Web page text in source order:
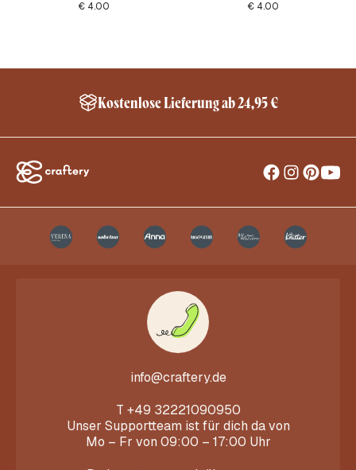
€4.00
€4.00
Kostenlose Lieferung ab 24,95 €
info@craftery.de
T +49 32221090950
Unser Supportteam ist für dich da von
Mo – Fr von 09:00 – 17:00 Uhr